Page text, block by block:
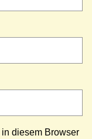
diesem Browser